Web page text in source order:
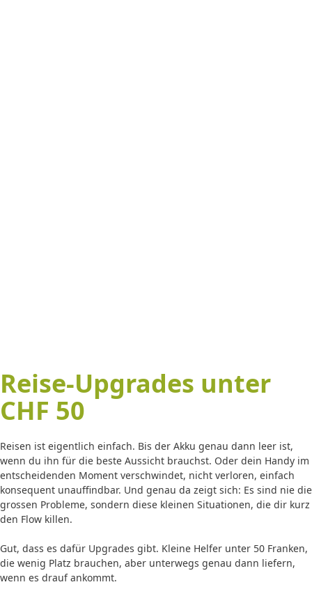
Ferien ohne Stress
Reise-Upgrades unter
CHF 50
Reisen ist eigentlich einfach. Bis der Akku genau dann leer ist,
wenn du ihn für die beste Aussicht brauchst. Oder dein Handy im
entscheidenden Moment verschwindet, nicht verloren, einfach
konsequent unauffindbar. Und genau da zeigt sich: Es sind nie die
grossen Probleme, sondern diese kleinen Situationen, die dir kurz
den Flow killen.
Gut, dass es dafür Upgrades gibt. Kleine Helfer unter 50 Franken,
die wenig Platz brauchen, aber unterwegs genau dann liefern,
wenn es drauf ankommt.